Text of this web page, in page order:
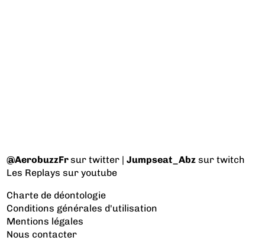
@AerobuzzFrsur twitter |Jumpseat_Abz sur twitch
Les Replays sur youtube
Charte de déontologie
Conditions générales d'utilisation
Mentions légales
Nous contacter